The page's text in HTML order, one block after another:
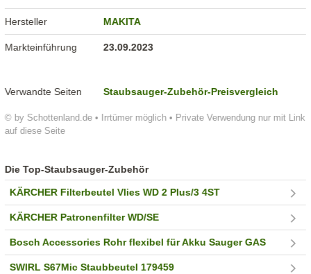
© by Schottenland.de • Irrtümer möglich • Private Verwendung nur mit Link
auf diese Seite
Hersteller MAKITA
Markteinführung 23.09.2023
Verwandte Seiten Staubsauger-Zubehör-Preisvergleich
Die Top-Staubsauger-Zubehör
KÄRCHER Filterbeutel Vlies WD 2 Plus/3 4ST
KÄRCHER Patronenfilter WD/SE
Bosch Accessories Rohr flexibel für Akku Sauger GAS
SWIRL S67Mic Staubbeutel 179459